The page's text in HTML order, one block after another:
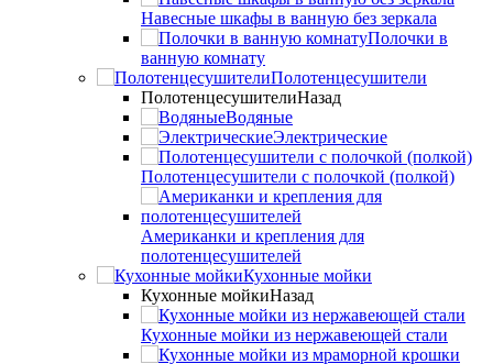
Навесные шкафы в ванную без зеркала
Полочки в
ванную комнату
Полотенцесушители
ПолотенцесушителиНазад
Водяные
Электрические
Полотенцесушители с полочкой (полкой)
Американки и крепления для
полотенцесушителей
Кухонные мойки
Кухонные мойкиНазад
Кухонные мойки из нержавеющей стали